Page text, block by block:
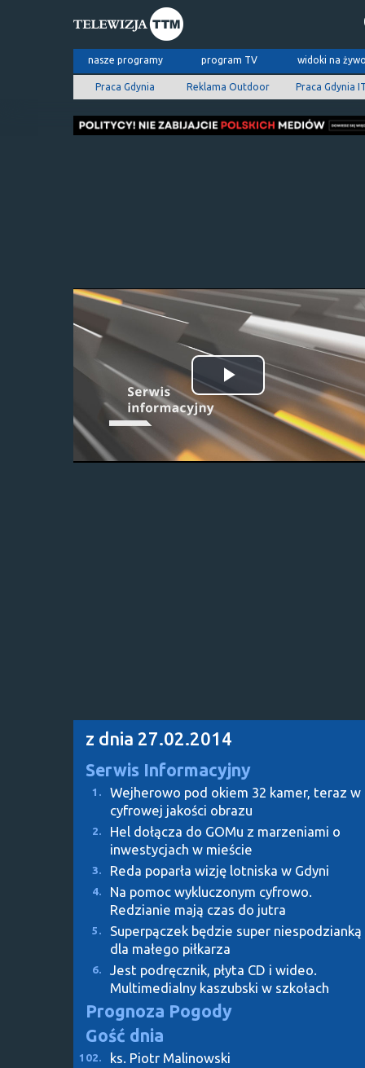
nasze programy program TV widoki na
Praca Gdynia Reklama Outdoor Praca Gdynia
Odtwórz
wideo
z dnia 27.02.2014
Serwis Informacyjny
1.
Wejherowo pod okiem 32 kamer, teraz w
cyfrowej jakości obrazu
2.
Hel dołącza do GOMu z marzeniami o
inwestycjach w mieście
3. Reda poparła wizję lotniska w Gdyni
4.
Na pomoc wykluczonym cyfrowo.
Redzianie mają czas do jutra
5.
Superpączek będzie super niespodzianką
dla małego piłkarza
6.
Jest podręcznik, płyta CD i wideo.
Multimedialny kaszubski w szkołach
Prognoza Pogody
Gość dnia
102. ks. Piotr Malinowski